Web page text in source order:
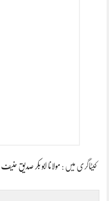
کیٹاگری میں : مولانا ابو بکر صدیق حنیف